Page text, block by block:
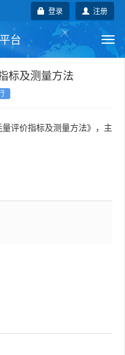
注册
登录
台
地方标准
会
标及测量方法
评价指标及测量方法》，主